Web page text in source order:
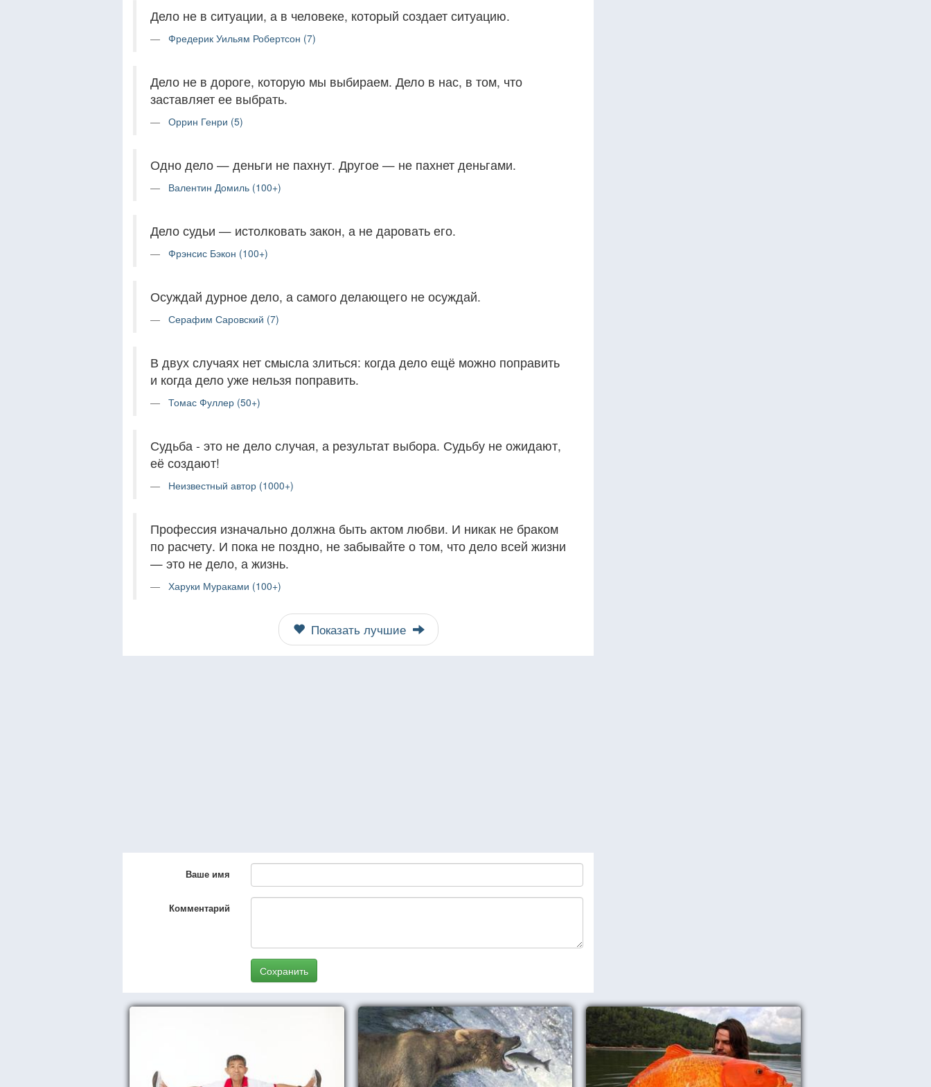
Дело не в ситуации, а в человеке, который создает ситуацию.
Фредерик Уильям Робертсон (7)
Дело не в дороге, которую мы выбираем. Дело в нас, в том, что
заставляет ее выбрать.
Оррин Генри (5)
Одно дело — деньги не пахнут. Другое — не пахнет деньгами.
Валентин Домиль (100+)
Дело судьи — истолковать закон, а не даровать его.
Фрэнсис Бэкон (100+)
Осуждай дурное дело, а самого делающего не осуждай.
Серафим Саровский (7)
В двух случаях нет смысла злиться: когда дело ещё можно поправить
и когда дело уже нельзя поправить.
Томас Фуллер (50+)
Судьба - это не дело случая, а результат выбора. Судьбу не ожидают,
её создают!
Неизвестный автор (1000+)
Профессия изначально должна быть актом любви. И никак не браком
по расчету. И пока не поздно, не забывайте о том, что дело всей жизни
— это не дело, а жизнь.
Харуки Мураками (100+)
Показать лучшие
Ваше имя
Комментарий
Сохранить